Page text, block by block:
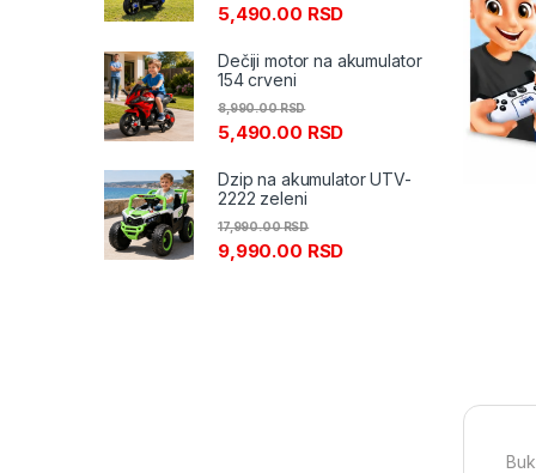
5,490.00 RSD
Dečiji motor na akumulator
154 crveni
5,490.00 RSD
8,990.00RSD
Dzip na akumulator UTV-
2222 zeleni
9,990.00 RSD
17,990.00RSD